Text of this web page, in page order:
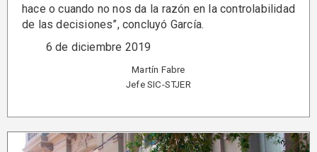
hace o cuando no nos da la razón en la controlabilidad
de las decisiones”, concluyó García.
6 de diciembre 2019
Martín Fabre
Jefe SIC-STJER